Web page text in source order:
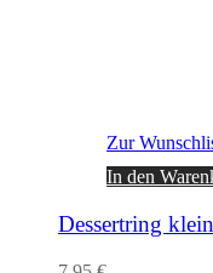
Zur
In den
Dessertring